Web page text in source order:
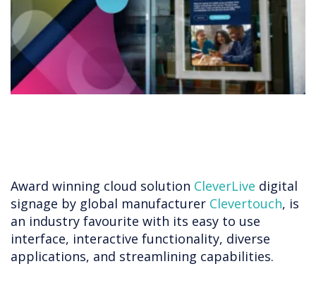
Award winning cloud solution CleverLive digital
signage by global manufacturer Clevertouch, is
an industry favourite with its easy to use
interface, interactive functionality, diverse
applications, and streamlining capabilities.